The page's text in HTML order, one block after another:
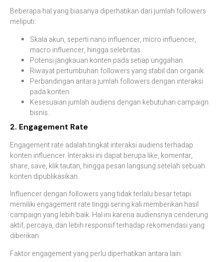
Beberapa hal yang biasanya diperhatikan dari jumlah followers
meliputi:
Skala akun, seperti nano influencer, micro influencer,
macro influencer, hingga selebritas.
Potensi jangkauan konten pada setiap unggahan.
Riwayat pertumbuhan followers yang stabil dan organik.
Perbandingan antara jumlah followers dengan interaksi
pada konten.
Kesesuaian jumlah audiens dengan kebutuhan campaign
bisnis.
2. Engagement Rate
Engagement rate adalah tingkat interaksi audiens terhadap
konten influencer. Interaksi ini dapat berupa like, komentar,
share, save, klik tautan, hingga pesan langsung setelah sebuah
konten dipublikasikan.
Influencer dengan followers yang tidak terlalu besar tetapi
memiliki engagement rate tinggi sering kali memberikan hasil
campaign yang lebih baik. Hal ini karena audiensnya cenderung
aktif, percaya, dan lebih responsif terhadap rekomendasi yang
diberikan.
Faktor engagement yang perlu diperhatikan antara lain: